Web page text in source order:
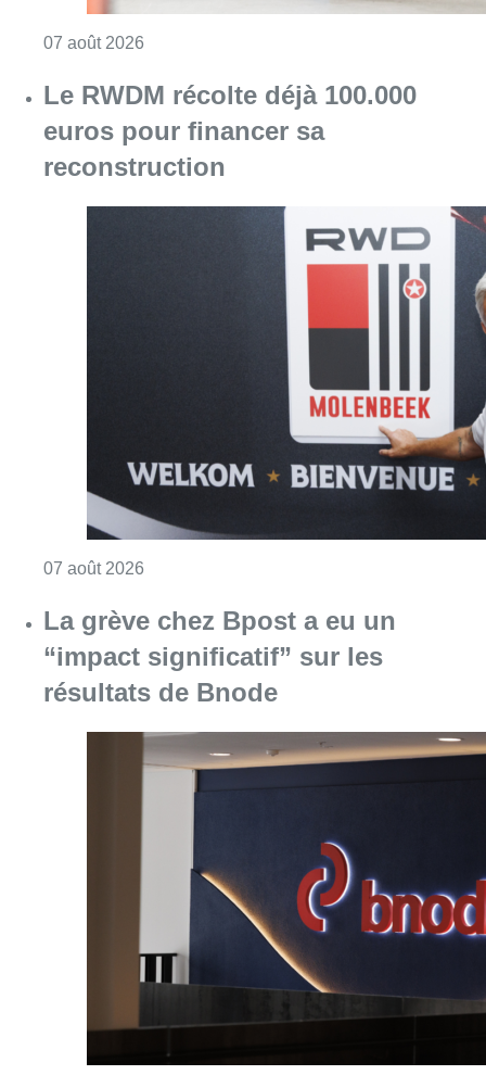
07 août 2026
Le RWDM récolte déjà 100.000
euros pour financer sa
reconstruction
07 août 2026
La grève chez Bpost a eu un
“impact significatif” sur les
résultats de Bnode